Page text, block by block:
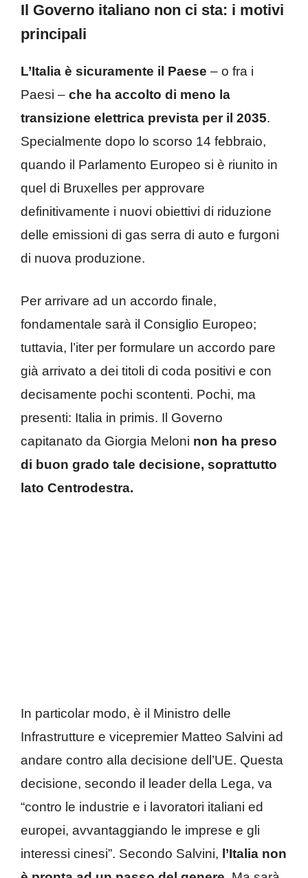
Il Governo italiano non ci sta: i motivi
principali
L’Italia è sicuramente il Paese – o fra i
Paesi – che ha accolto di meno la
transizione elettrica prevista per il 2035.
Specialmente dopo lo scorso 14 febbraio,
quando il Parlamento Europeo si è riunito in
quel di Bruxelles per approvare
definitivamente i nuovi obiettivi di riduzione
delle emissioni di gas serra di auto e furgoni
di nuova produzione.
Per arrivare ad un accordo finale,
fondamentale sarà il Consiglio Europeo;
tuttavia, l’iter per formulare un accordo pare
già arrivato a dei titoli di coda positivi e con
decisamente pochi scontenti. Pochi, ma
presenti: Italia in primis. Il Governo
capitanato da Giorgia Meloni non ha preso
di buon grado tale decisione, soprattutto
lato Centrodestra.
In particolar modo, è il Ministro delle
Infrastrutture e vicepremier Matteo Salvini ad
andare contro alla decisione dell’UE. Questa
decisione, secondo il leader della Lega, va
“contro le industrie e i lavoratori italiani ed
europei, avvantaggiando le imprese e gli
interessi cinesi”. Secondo Salvini, l’Italia non